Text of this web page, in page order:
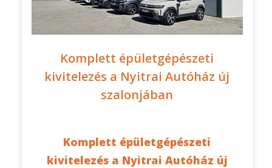
Komplett épületgépészeti
kivitelezés a Nyitrai Autóház új
szalonjában
Komplett épületgépészeti
kivitelezés a Nyitrai Autóház új